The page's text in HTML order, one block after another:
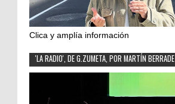
Clica y amplía información
'LA RADIO', DE G.ZUMETA, POR MARTÍN BERRADE